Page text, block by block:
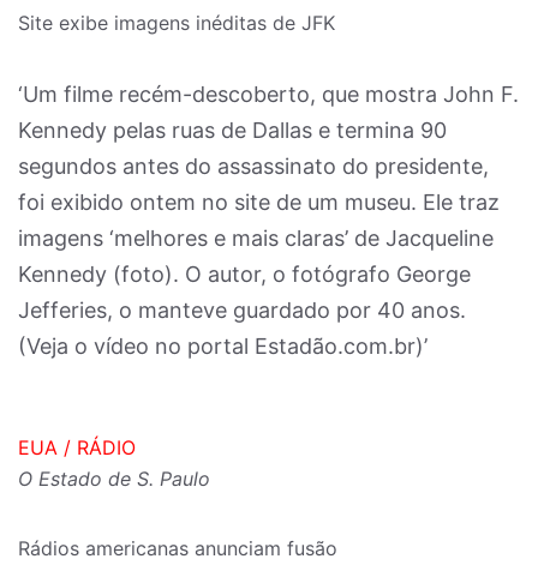
Site exibe imagens inéditas de JFK
‘Um filme recém-descoberto, que mostra John F.
Kennedy pelas ruas de Dallas e termina 90
segundos antes do assassinato do presidente,
foi exibido ontem no site de um museu. Ele traz
imagens ‘melhores e mais claras’ de Jacqueline
Kennedy (foto). O autor, o fotógrafo George
Jefferies, o manteve guardado por 40 anos.
(Veja o vídeo no portal Estadão.com.br)’
EUA / RÁDIO
O Estado de S. Paulo
Rádios americanas anunciam fusão